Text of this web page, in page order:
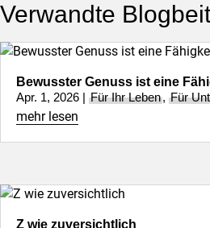
Verwandte
Bewusster Genuss ist eine
Apr. 1, 2026 | Für Ihr Leben, Für
mehr lesen
Z wie zuversichtlich